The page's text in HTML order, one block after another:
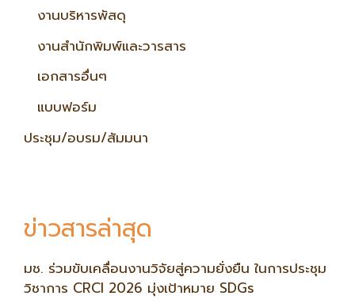
งานบริหารพัสดุ
งานสำนักพิมพ์และวารสาร
เอกสารอื่นๆ
แบบฟอร์ม
ประชุม/อบรม/สัมมนา
ข่าวสารล่าสุด
มช. ร่วมขับเคลื่อนงานวิจัยสู่ความยั่งยืน ในการประชุม
วิชาการ CRCI 2026 มุ่งเป้าหมาย SDGs